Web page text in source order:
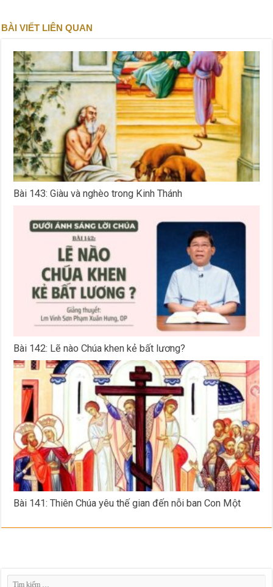
BÀI VIẾT LIÊN QUAN
Bài 143: Giàu và nghèo trong Kinh Thánh
Bài 142: Lẽ nào Chúa khen kẻ bất lương?
Bài 141: Thiên Chúa yêu thế gian đến nỗi ban Con Một